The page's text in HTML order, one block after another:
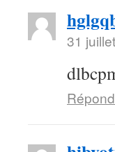
31